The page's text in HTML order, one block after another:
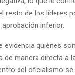
resto de los líderes
inferior.
evidencia quiénes
manera directa a
del oficialismo